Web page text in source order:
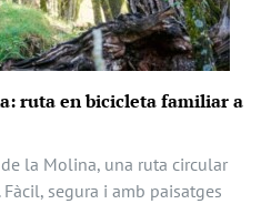
ruta en bicicleta familiar a
la Molina, una ruta circular
segura i amb paisatges